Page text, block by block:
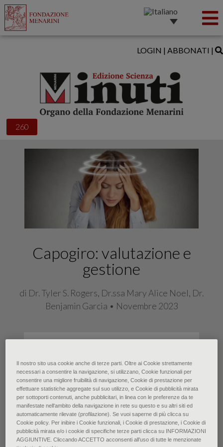
260
LOGIN | ABBONATI |
Capogiro: valutazione e
gestione
di Dr. Tyler S. Rogers, Dr.ssa Mary Alice Noel, Dr.
Benjamin Garcia • Novembre 2023
una condizione comune ma spesso di
difficile diagnosi. Per poter giungere
ad una diagnosi differenziale i medici
devono focalizzarsi sulla tempistica
dell’insorgenza del capogiro e sulle
principali cause scatenanti, in quanto
Il nostro sito usa cookie anche di terze parti. Oltre ai Cookie strettamente
necessari a consentire la navigazione, si utilizzano, Cookie funzionali per
consentire una migliore fruibilità di navigazione, Cookie di prestazione per
effettuare statistiche aggregate sul suo utilizzo, e Cookie di pubblicità mirata
per sottoporti contenuti, anche pubblicitari, in linea con le preferenze da te
manifestate nell‘ambito della navigazione in rete su questo e su altri siti ed
automaticamente rilevate (profilazione). Se vuoi saperne di più clicca su
Cookie policy. Per inibire i Cookie funzionali, i Cookie di prestazione, i Cookie di
pubblicità mirata e/o i cookie di specifiche terze parti clicca su INFORMAZIONI
AGGIUNTIVE. Cliccando ACCETTO acconsenti all’uso di tutte le menzionate